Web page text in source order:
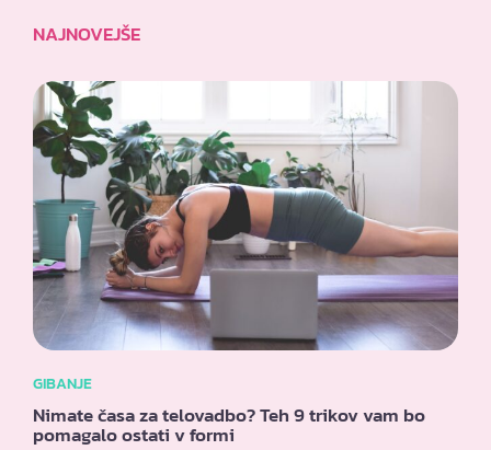
NAJNOVEJŠE
GIBANJE
Nimate časa za telovadbo? Teh 9 trikov vam bo
pomagalo ostati v formi